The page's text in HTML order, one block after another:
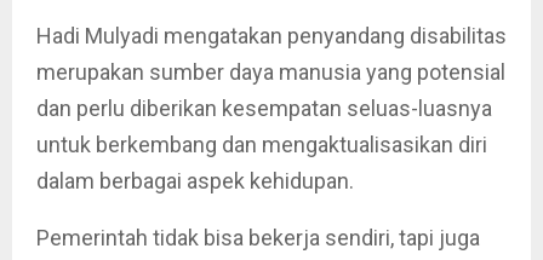
Hadi Mulyadi mengatakan penyandang disabilitas
merupakan sumber daya manusia yang potensial
dan perlu diberikan kesempatan seluas-luasnya
untuk berkembang dan mengaktualisasikan diri
dalam berbagai aspek kehidupan.
Pemerintah tidak bisa bekerja sendiri, tapi juga